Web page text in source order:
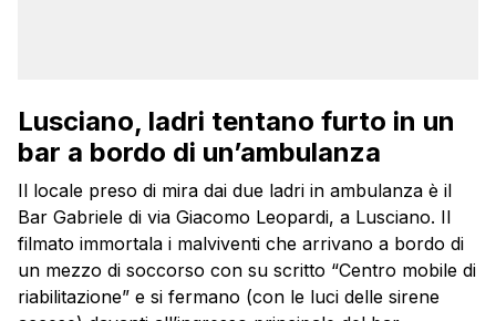
Lusciano, ladri tentano furto in un
bar a bordo di un’ambulanza
Il locale preso di mira dai due ladri in ambulanza è il
Bar Gabriele di via Giacomo Leopardi, a Lusciano. Il
filmato immortala i malviventi che arrivano a bordo di
un mezzo di soccorso con su scritto “Centro mobile di
riabilitazione” e si fermano (con le luci delle sirene